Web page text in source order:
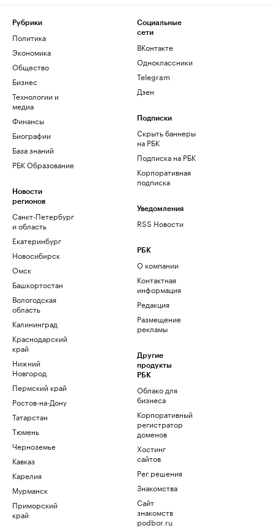
Рубрики
Политика
Экономика
Общество
Бизнес
Технологии и
медиа
Финансы
Биографии
База знаний
РБК Образование
Новости
регионов
Санкт-Петербург
и область
Екатеринбург
Новосибирск
Омск
Башкортостан
Вологодская
область
Калининград
Краснодарский
край
Нижний
Новгород
Пермский край
Ростов-на-Дону
Татарстан
Тюмень
Черноземье
Кавказ
Карелия
Мурманск
Приморский
край
Социальные
сети
ВКонтакте
Одноклассники
Telegram
Дзен
Подписки
Скрыть баннеры
на РБК
Подписка на РБК
Корпоративная
подписка
Уведомления
RSS Новости
РБК
О компании
Контактная
информация
Редакция
Размещение
рекламы
Другие
продукты
РБК
Облако для
бизнеса
Корпоративный
регистратор
доменов
Хостинг
сайтов
Рег.решения
Знакомства
Сайт
знакомств
podbor.ru